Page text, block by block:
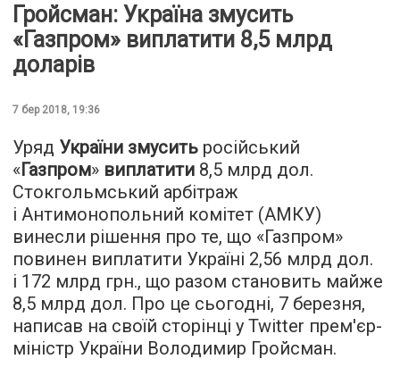
Гройсман: Україна змусить
«Газпром» виплатити 8,5 млрд
доларів
7 бер 2018, 19:36
Уряд України змусить російський
«Газпром» виплатити 8,5 млрд дол.
Стокгольмський арбітраж
і Антимонопольний комітет (АМКУ)
винесли рішення про те, що «Газпром»
повинен виплатити Україні 2,56 млрд дол.
і 172 млрд грн., що разом становить майже
8,5 млрд дол. Про це сьогодні, 7 березня,
написав на своїй сторінці у Twitter прем'єр-
міністр України Володимир Гройсман.